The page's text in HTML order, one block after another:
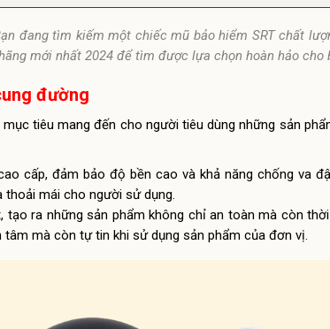
đang tìm kiếm một chiếc mũ bảo hiểm SRT chất
mới nhất 2024 để tìm được lựa chọn hoàn hảo cho
đường
tiêu mang đến cho người tiêu dùng những sản
cấp, đảm bảo độ bền cao và khả năng chống va
mái cho người sử dụng.
ra những sản phẩm không chỉ an toàn mà còn
mà còn tự tin khi sử dụng sản phẩm của đơn vị.